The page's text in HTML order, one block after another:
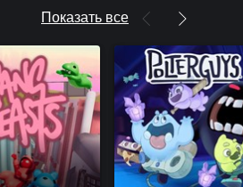
Показать все